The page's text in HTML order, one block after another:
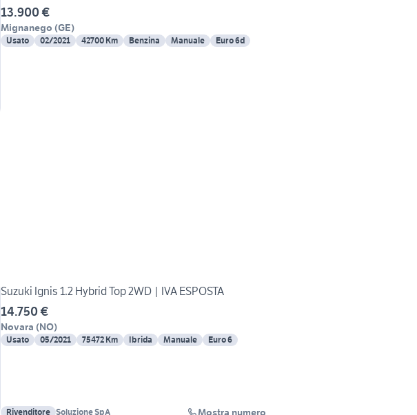
13.900 €
Mignanego (GE)
Usato 02/2021 42700 Km Benzina Manuale Euro 6d
Suzuki Ignis 1.2 Hybrid Top 2WD | IVA ESPOSTA
14.750 €
Novara (NO)
Usato 05/2021 75472 Km Ibrida Manuale Euro 6
Rivenditore Soluzione SpA Mostra numero